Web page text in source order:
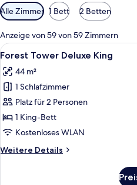
Verfügbare
Filter
für
Zimmer
Alle Zimmer 1 Bett 2 Betten
Anzeige von 59 von 59 Zimmern
Alle
Fotos
für
Forest
Tower
Deluxe
King
5
Forest Tower Deluxe King
44 m²
1 Schlafzimmer
Platz für 2 Personen
1 King-Bett
Kostenloses WLAN
Weitere Details
Weitere